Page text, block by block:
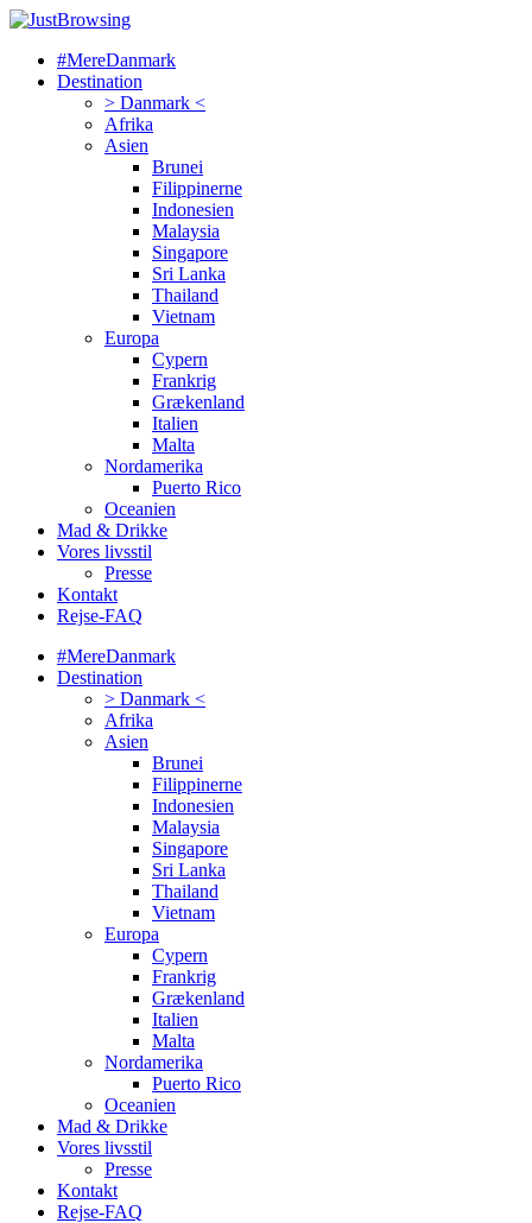
#MereDanmark
Destination
> Danmark <
Afrika
Asien
Brunei
Filippinerne
Indonesien
Malaysia
Singapore
Sri Lanka
Thailand
Vietnam
Europa
Cypern
Frankrig
Grækenland
Italien
Malta
Nordamerika
Puerto Rico
Oceanien
Mad & Drikke
Vores livsstil
Presse
Kontakt
Rejse-FAQ
#MereDanmark
Destination
> Danmark <
Afrika
Asien
Brunei
Filippinerne
Indonesien
Malaysia
Singapore
Sri Lanka
Thailand
Vietnam
Europa
Cypern
Frankrig
Grækenland
Italien
Malta
Nordamerika
Puerto Rico
Oceanien
Mad & Drikke
Vores livsstil
Presse
Kontakt
Rejse-FAQ